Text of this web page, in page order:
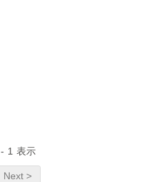
- 1 表示
Next >